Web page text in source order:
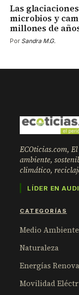
Las
microbios y
millones de
Por Sandra M.G.
ECOticias.com,
ambiente,
climático,
LÍDER EN
CATEGORÍAS
Medio Ambiente
Naturaleza
Energías
Movilidad